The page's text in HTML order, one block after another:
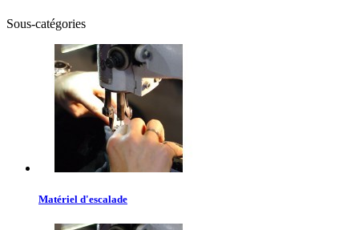
Sous-catégories
Matériel d'escalade